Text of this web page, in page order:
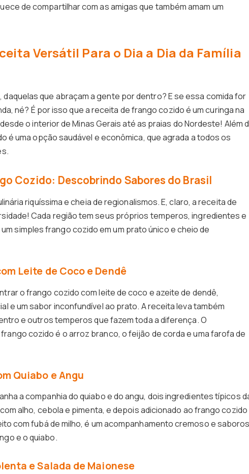
de compartilhar com as amigas que também amam um
Versátil Para o Dia a Dia da Família
daquelas que abraçam a gente por dentro? E se essa comida for
né? É por isso que a receita de frango cozido é um curinga na
o interior de Minas Gerais até as praias do Nordeste! Além
é uma opção saudável e econômica, que agrada a todos os
Cozido: Descobrindo Sabores do Brasil
riquíssima e cheia de regionalismos. E, claro, a receita de
Cada região tem seus próprios temperos, ingredientes e
simples frango cozido em um prato único e cheio de
Leite de Coco e Dendê
o frango cozido com leite de coco e azeite de dendê,
e um sabor inconfundível ao prato. A receita leva também
e outros temperos que fazem toda a diferença. O
cozido é o arroz branco, o feijão de corda e uma farofa de
Quiabo e Angu
a companhia do quiabo e do angu, dois ingredientes típicos
alho, cebola e pimenta, e depois adicionado ao frango cozido
com fubá de milho, é um acompanhamento cremoso e
e o quiabo.
e Salada de Maionese